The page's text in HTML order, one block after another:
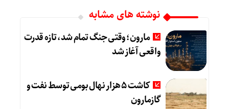
نوشته های مشابه
مارون؛ وقتی جنگ تمام شد، تازه قدرت
واقعی آغاز شد
کاشت ۵ هزار نهال بومی توسط نفت و
گازمارون